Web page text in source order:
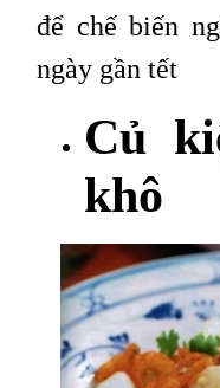
để chế biến
ngày gần tết
Củ
khô